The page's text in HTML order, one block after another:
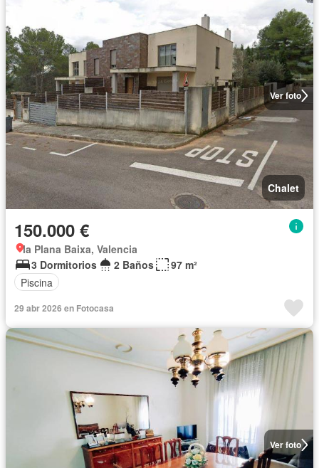
Ver foto
Chalet
150.000 €
la Plana Baixa, Valencia
3 Dormitorios
2 Baños
97 m²
Piscina
29 abr 2026 en Fotocasa
Ver foto